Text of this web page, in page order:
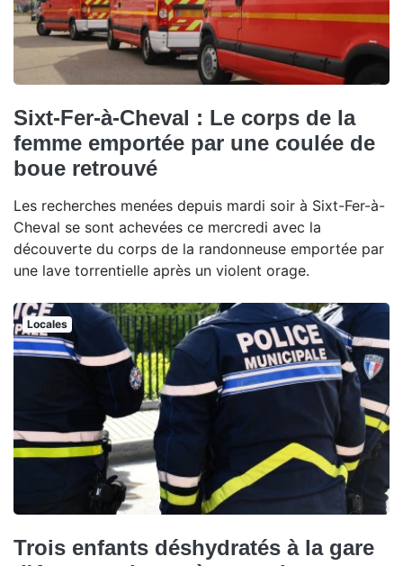
Sixt-Fer-à-Cheval : Le corps de la
femme emportée par une coulée de
boue retrouvé
Les recherches menées depuis mardi soir à Sixt-Fer-à-
Cheval se sont achevées ce mercredi avec la
découverte du corps de la randonneuse emportée par
une lave torrentielle après un violent orage.
Locales
Trois enfants déshydratés à la gare